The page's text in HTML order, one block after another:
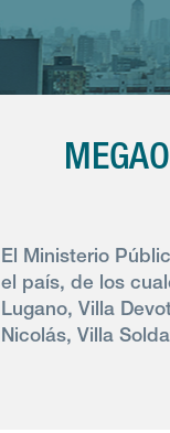
El Ministerio
el país, de los
Lugano, Villa
Nicolás, Villa